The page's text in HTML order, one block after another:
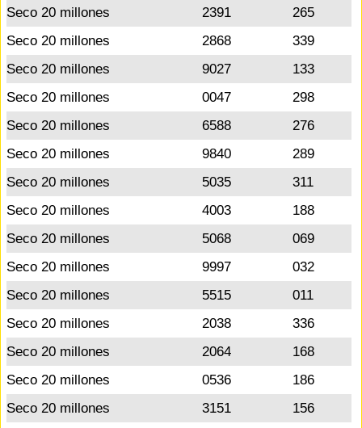
Seco 20 millones
2391
265
Seco 20 millones
2868
339
Seco 20 millones
9027
133
Seco 20 millones
0047
298
Seco 20 millones
6588
276
Seco 20 millones
9840
289
Seco 20 millones
5035
311
Seco 20 millones
4003
188
Seco 20 millones
5068
069
Seco 20 millones
9997
032
Seco 20 millones
5515
011
Seco 20 millones
2038
336
Seco 20 millones
2064
168
Seco 20 millones
0536
186
Seco 20 millones
3151 156